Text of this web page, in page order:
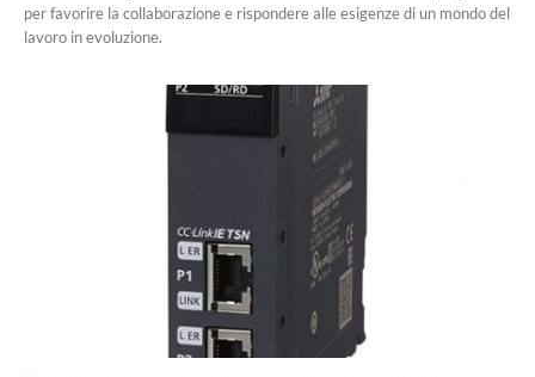
per favorire la collaborazione e rispondere alle esigenze di un mondo del
lavoro in evoluzione.